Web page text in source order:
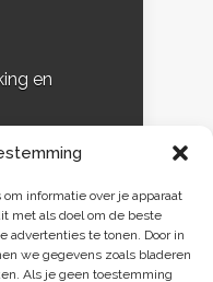
informatie over je apparaat
met als doel om de beste
advertenties te tonen. Door in
we gegevens zoals bladeren
Als je geen toestemming
en